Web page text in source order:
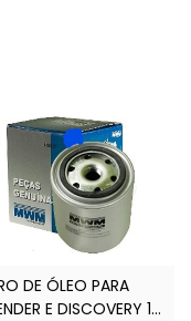
DE ÓLEO PARA
E DISCOVERY 1